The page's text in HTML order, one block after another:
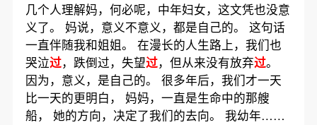
几个人理解妈，何必呢，中年妇女，这文凭也没意
义了。 妈说，意义不意义，都是自己的。 这句话
一直伴随我和姐姐。 在漫长的人生路上，我们也
哭泣过，跌倒过，失望过，但从来没有放弃过。
因为，意义，是自己的。 很多年后，我们才一天
比一天的更明白， 妈妈，一直是生命中的那艘
船， 她的方向，决定了我们的去向。 我幼年……